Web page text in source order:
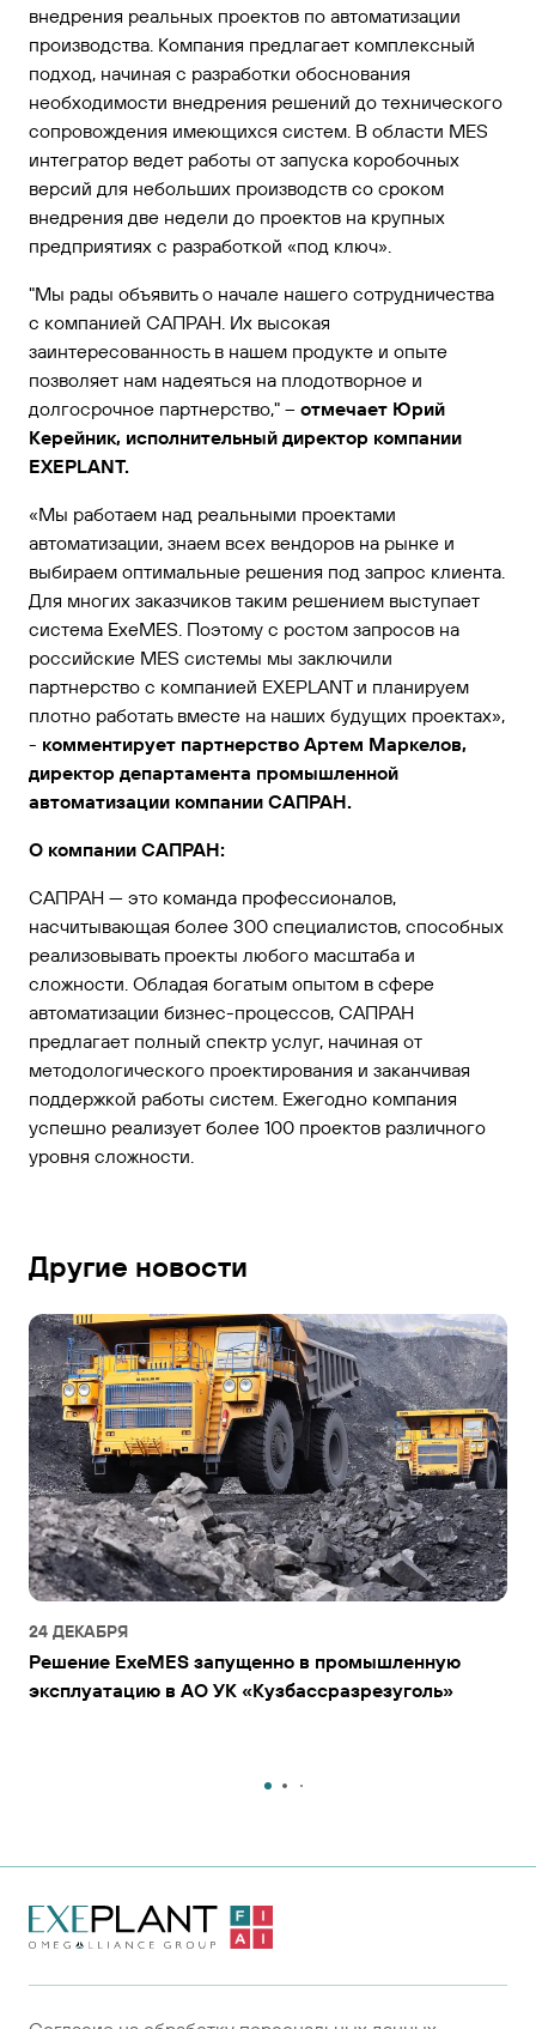
внедрения реальных проектов по автоматизации
производства. Компания предлагает комплексный
подход, начиная с разработки обоснования
необходимости внедрения решений до технического
сопровождения имеющихся систем. В области MES
интегратор ведет работы от запуска коробочных
версий для небольших производств со сроком
внедрения две недели до проектов на крупных
предприятиях с разработкой «под ключ».
"Мы рады объявить о начале нашего сотрудничества
с компанией САПРАН. Их высокая
заинтересованность в нашем продукте и опыте
позволяет нам надеяться на плодотворное и
долгосрочное партнерство," – отмечает Юрий
Керейник, исполнительный директор компании
EXEPLANT.
«Мы работаем над реальными проектами
автоматизации, знаем всех вендоров на рынке и
выбираем оптимальные решения под запрос клиента.
Для многих заказчиков таким решением выступает
система ExeMES. Поэтому с ростом запросов на
российские MES системы мы заключили
партнерство с компанией EXEPLANT и планируем
плотно работать вместе на наших будущих проектах»,
- комментирует партнерство Артем Маркелов,
директор департамента промышленной
автоматизации компании САПРАН.
О компании САПРАН:
САПРАН — это команда профессионалов,
насчитывающая более 300 специалистов, способных
реализовывать проекты любого масштаба и
сложности. Обладая богатым опытом в сфере
автоматизации бизнес-процессов, САПРАН
предлагает полный спектр услуг, начиная от
методологического проектирования и заканчивая
поддержкой работы систем. Ежегодно компания
успешно реализует более 100 проектов различного
уровня сложности.
Другие новости
24 ДЕКАБРЯ
Решение ExeMES запущенно в промышленную
эксплуатацию в АО УК «Кузбассразрезуголь»
На главную
страницу